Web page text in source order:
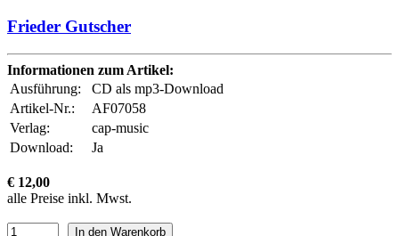
Frieder Gutscher
Informationen zum Artikel:
Ausführung:
CD als mp3-Download
Artikel-Nr.:
AF07058
Verlag:
cap-music
Download:
Ja
€ 12,00
alle Preise inkl. Mwst.